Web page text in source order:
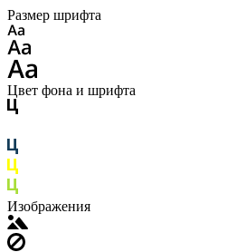
Размер шрифта
Цвет фона и шрифта
Изображения